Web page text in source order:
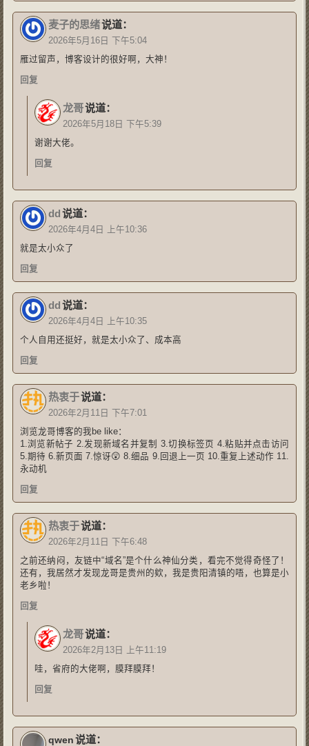
麦子的思绪说道：
2026年5月16日 下午5:04
雁过留声，博客设计的很好啊，大神！
回复
龙哥说道：
2026年5月18日 下午5:39
谢谢大佬。
回复
dd说道：
2026年4月4日 上午10:36
就是太小众了
回复
dd说道：
2026年4月4日 上午10:35
个人自用还挺好，就是太小众了、成本高
回复
热衷于说道：
2026年2月11日 下午7:01
浏览龙哥博客的我be like：
1.浏览新帖子 2.发现新域名并复制 3.切换标签页 4.粘贴并点击访问
5.期待 6.新页面 7.惊讶😲 8.细品 9.回退上一页 10.重复上述动作 11.
永动机
回复
热衷于说道：
2026年2月11日 下午6:48
之前还纳闷，友链中“域名”是个什么神仙分类，看完不觉得奇怪了！
还有，我居然才发现龙哥是贵州的欸，我是贵阳清镇的唔，也算是小
老乡啦！
回复
龙哥说道：
2026年2月13日 上午11:19
哇，省府的大佬啊，膜拜膜拜！
回复
qwen说道：